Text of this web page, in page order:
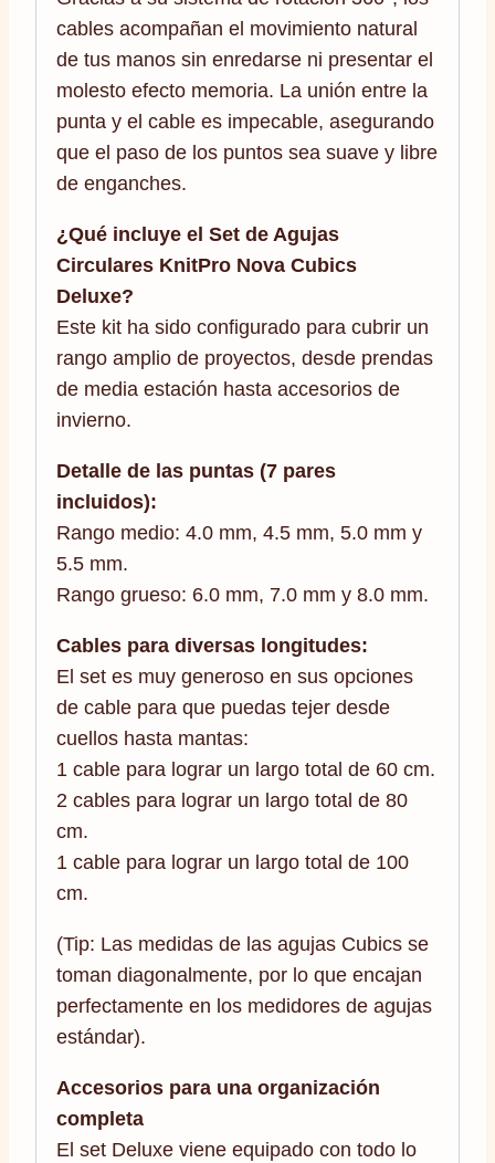
cables acompañan el movimiento natural
de tus manos sin enredarse ni presentar el
molesto efecto memoria. La unión entre la
punta y el cable es impecable, asegurando
que el paso de los puntos sea suave y libre
de enganches.
¿Qué incluye el Set de Agujas
Circulares KnitPro Nova Cubics
Deluxe?
Este kit ha sido configurado para cubrir un
rango amplio de proyectos, desde prendas
de media estación hasta accesorios de
invierno.
Detalle de las puntas (7 pares
incluidos):
Rango medio: 4.0 mm, 4.5 mm, 5.0 mm y
5.5 mm.
Rango grueso: 6.0 mm, 7.0 mm y 8.0 mm.
Cables para diversas longitudes:
El set es muy generoso en sus opciones
de cable para que puedas tejer desde
cuellos hasta mantas:
1 cable para lograr un largo total de 60 cm.
2 cables para lograr un largo total de 80
cm.
1 cable para lograr un largo total de 100
cm.
(Tip: Las medidas de las agujas Cubics se
toman diagonalmente, por lo que encajan
perfectamente en los medidores de agujas
estándar).
Accesorios para una organización
completa
El set Deluxe viene equipado con todo lo